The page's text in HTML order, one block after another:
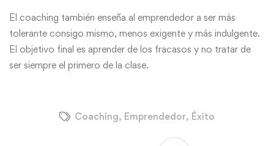
El coaching también enseña al emprendedor a ser más
tolerante consigo mismo, menos exigente y más indulgente.
El objetivo final es aprender de los fracasos y no tratar de
ser siempre el primero de la clase.
Coaching, Emprendedor, Éxito